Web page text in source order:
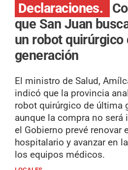
Declaraciones.
que San Juan
un robot quirúrgico
generación
El ministro de Salud,
indicó que la provincia
robot quirúrgico de última
aunque la compra no será
el Gobierno prevé renovar
hospitalario y avanzar en
los equipos médicos.